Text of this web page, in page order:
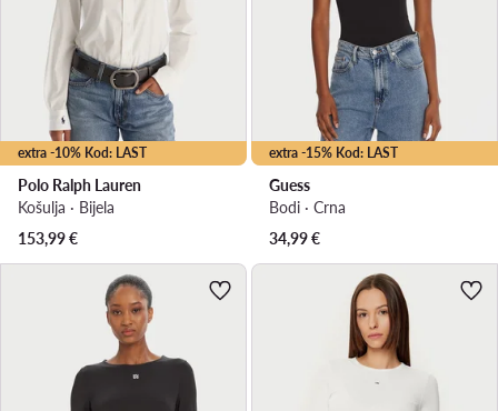
extra -10% Kod: LAST
Polo Ralph Lauren
Košulja · Bijela
153,99€
extra -15% Kod: LAST
Guess
Bodi · Crna
34,99€